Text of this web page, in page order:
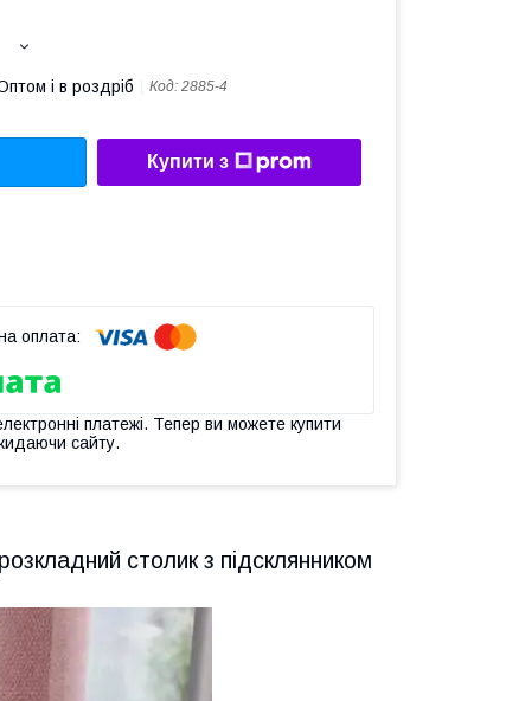
і в роздріб Код: 2885-4
Купити з
платежі. Тепер ви можете купити
сайту.
столик з підсклянником